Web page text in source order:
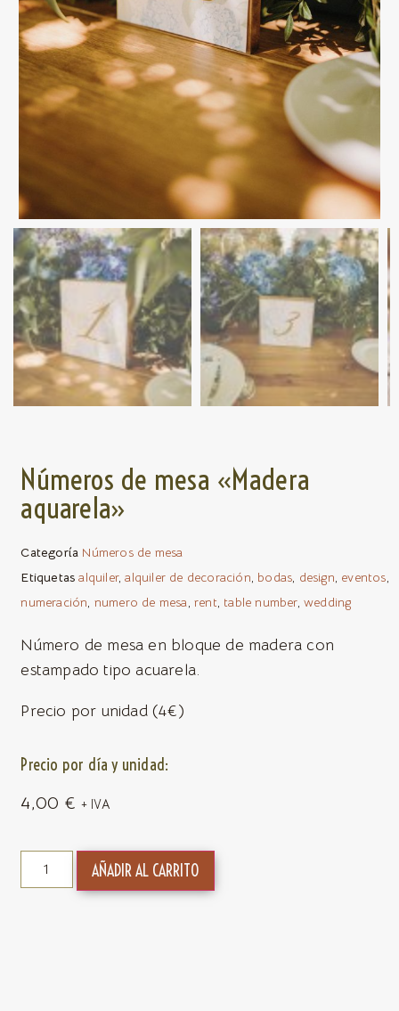
Números de mesa «Madera
aquarela»
Categoría Números de mesa
Etiquetas alquiler,alquiler de decoración, bodas, design, eventos,
numeración, numero de mesa,rent, table number,wedding
Número de mesa en bloque de madera con
estampado tipo acuarela.
Precio por unidad (4€)
Precio por día y unidad:
4,00 € + IVA
AÑADIR AL CARRITO